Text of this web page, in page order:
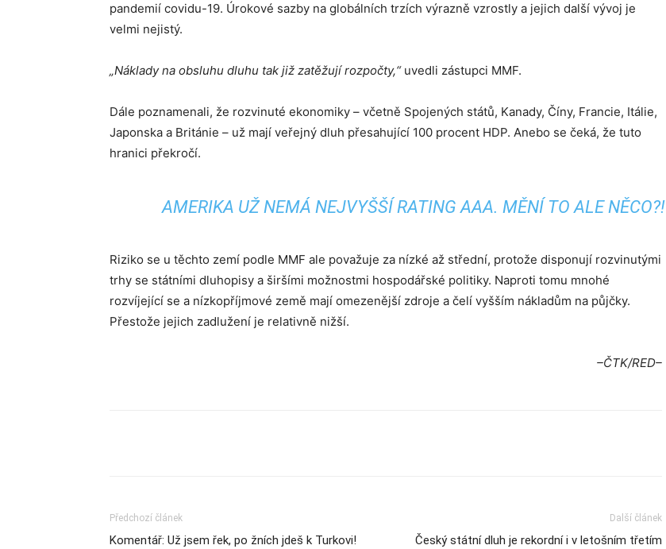
pandemií covidu-19. Úrokové sazby na globálních trzích výrazně vzrostly a jejich další vývoj je
velmi nejistý.
„Náklady na obsluhu dluhu tak již zatěžují rozpočty,“uvedli zástupci MMF.
Dále poznamenali, že rozvinuté ekonomiky – včetně Spojených států, Kanady, Číny, Francie, Itálie,
Japonska a Británie – už mají veřejný dluh přesahující 100 procent HDP. Anebo se čeká, že tuto
hranici překročí.
AMERIKA UŽ NEMÁ NEJVYŠŠÍ RATING AAA. MĚNÍ TO ALE NĚCO?!
Riziko se u těchto zemí podle MMF ale považuje za nízké až střední, protože disponují rozvinutými
trhy se státními dluhopisy a širšími možnostmi hospodářské politiky. Naproti tomu mnohé
rozvíjející se a nízkopříjmové země mají omezenější zdroje a čelí vyšším nákladům na půjčky.
Přestože jejich zadlužení je relativně nižší.
–ČTK/RED–
Předchozí článek
Komentář: Už jsem řek, po žních jdeš k Turkovi!
Další článek
Český státní dluh je rekordní i v letošním třetím